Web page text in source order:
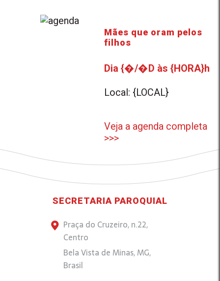
Mães que oram pelos
filhos
Dia {�/�D às {HORA}h
Local: {LOCAL}
Veja a agenda completa
>>>
SECRETARIA PAROQUIAL
Praça do Cruzeiro, n.22,
Centro
Bela Vista de Minas, MG,
Brasil